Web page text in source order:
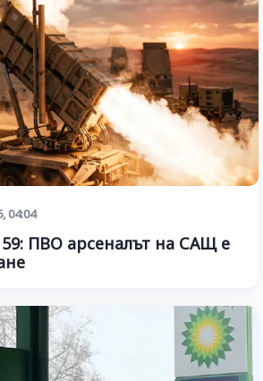
04:04
ПВО арсеналът на САЩ е